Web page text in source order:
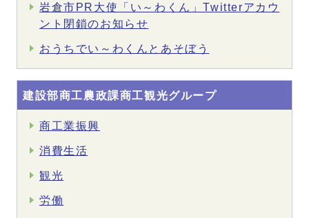
岩倉市PR大使「い～わくん」Twitterアカウ
ント閉鎖のお知らせ
おうちでい～わくんとあそぼう
建設部商工農政課商工観光グループ
商工業振興
消費生活
観光
労働